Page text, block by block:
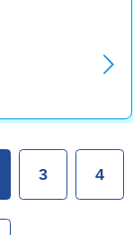
3 4